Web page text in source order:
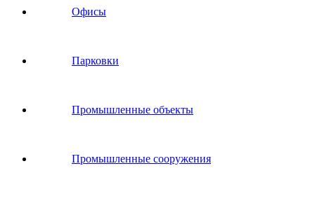
Офисы
Парковки
Промышленные объекты
Промышленные сооружения